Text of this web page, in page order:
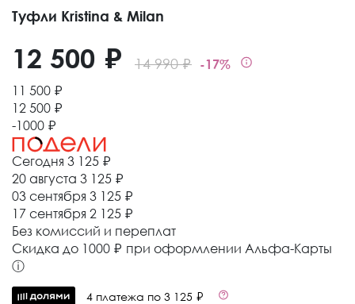
Туфли Kristina & Milan
14 990 ₽ -17%
12 500 ₽
11 500 ₽
12 500 ₽
-1000 ₽
Сегодня 3 125 ₽
20 августа 3 125 ₽
03 сентября 3 125 ₽
17 сентября 2 125 ₽
Без комиссий и переплат
Cкидка до 1000 ₽ при оформлении Альфа-Карты
ⓘ
4 платежа по 3 125 ₽